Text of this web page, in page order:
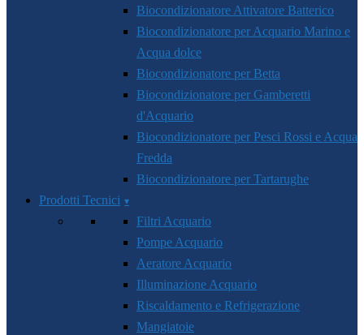
Biocondizionatore Attivatore Batterico
Biocondizionatore per Acquario Marino e
Acqua dolce
Biocondizionatore per Betta
Biocondizionatore per Gamberetti
d'Acquario
Biocondizionatore per Pesci Rossi e Acqua
Fredda
Biocondizionatore per Tartarughe
Prodotti Tecnici
Filtri Acquario
Pompe Acquario
Aeratore Acquario
Illuminazione Acquario
Riscaldamento e Refrigerazione
Mangiatoie